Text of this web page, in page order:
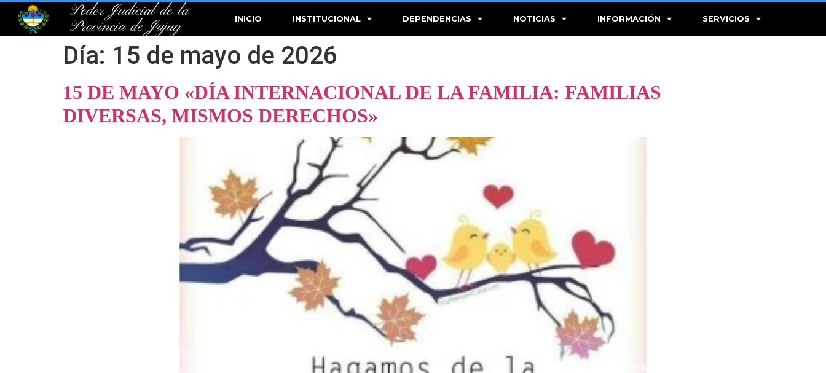
Poder Judicial de la
Provincia de Jujuy
INICIO INSTITUCIONAL DEPENDENCIAS NOTICIAS INFORMACIÓN SERVICIOS
Día: 15 de mayo de 2026
15 DE MAYO «DÍA INTERNACIONAL DE LA FAMILIA: FAMILIAS
DIVERSAS, MISMOS DERECHOS»